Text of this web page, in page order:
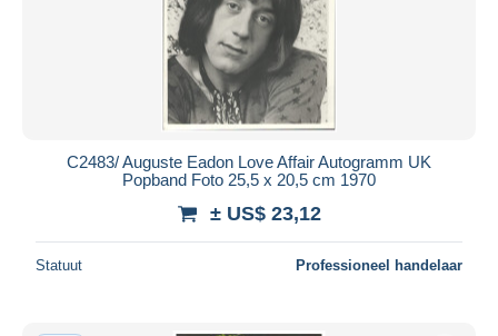
C2483/ Auguste Eadon Love Affair Autogramm UK
Popband Foto 25,5 x 20,5 cm 1970
± US$ 23,12
Statuut Professioneel handelaar